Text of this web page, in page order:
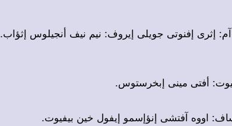
إثرى إفنوتى جويلى إيروف: نيم نيف أنجيلوس إثؤاب.
أفتى مينى إبخرستوس.
اووه آفتشى إنؤإسمو إيفول خين بيفيوت.